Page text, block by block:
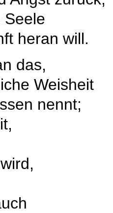
Seele
heran will.
das,
Weisheit
nennt;